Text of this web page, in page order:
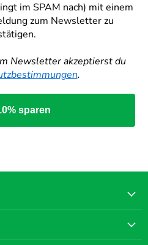
im SPAM nach) mit einem
zum Newsletter zu
Newsletter akzeptierst du
.
sparen